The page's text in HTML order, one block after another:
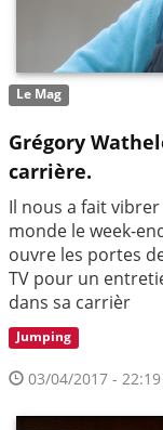
Le Mag
Grégory
carrière.
Il nous a fait
monde le week-
ouvre les portes
TV pour un
dans sa carrièr
Jumping
03/04/2017 - 22:19